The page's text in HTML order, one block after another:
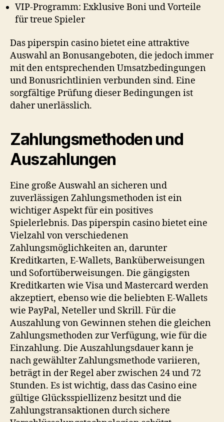
VIP-Programm: Exklusive Boni und Vorteile
für treue Spieler
Daspiperspin casinobietet eine attraktive
Auswahl an Bonusangeboten, die jedoch immer
mit den entsprechenden Umsatzbedingungen
und Bonusrichtlinien verbunden sind. Eine
sorgfältige Prüfung dieser Bedingungen ist
daher unerlässlich.
Zahlungsmethoden und
Auszahlungen
Eine große Auswahl an sicheren und
zuverlässigen Zahlungsmethoden ist ein
wichtiger Aspekt für ein positives
Spielerlebnis. Daspiperspin casinobietet eine
Vielzahl von verschiedenen
Zahlungsmöglichkeiten an, darunter
Kreditkarten, E-Wallets, Banküberweisungen
und Sofortüberweisungen. Die gängigsten
Kreditkarten wie Visa und Mastercard werden
akzeptiert, ebenso wie die beliebten E-Wallets
wie PayPal, Neteller und Skrill. Für die
Auszahlung von Gewinnen stehen die gleichen
Zahlungsmethoden zur Verfügung, wie für die
Einzahlung. Die Auszahlungsdauer kann je
nach gewählter Zahlungsmethode variieren,
beträgt in der Regel aber zwischen 24 und 72
Stunden. Es ist wichtig, dass das Casino eine
gültige Glücksspiellizenz besitzt und die
Zahlungstransaktionen durch sichere